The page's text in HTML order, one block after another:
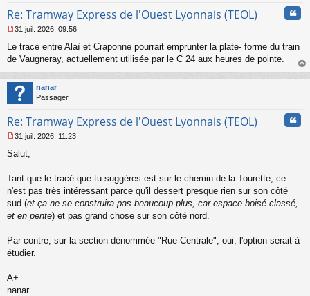
Re: Tramway Express de l'Ouest Lyonnais (TEOL)
e
s
a
g
e
o
l
u
31 juil. 2026, 09:56
Le tracé entre Alaï et Craponne pourrait emprunter la plate- forme du train
de Vaugneray, actuellement utilisée par le C 24 aux heures de pointe.
au
nanar
Passager
Re: Tramway Express de l'Ouest Lyonnais (TEOL)
e
s
g
e
n
n
u
31 juil. 2026, 11:23
Salut,
Tant que le tracé que tu suggères est sur le chemin de la Tourette, ce
n'est pas très intéressant parce qu'il dessert presque rien sur son côté
sud (et ça ne se construira pas beaucoup plus, car espace boisé classé,
et en pente) et pas grand chose sur son côté nord.
Par contre, sur la section dénommée "Rue Centrale", oui, l'option serait à
étudier.
A+
nanar